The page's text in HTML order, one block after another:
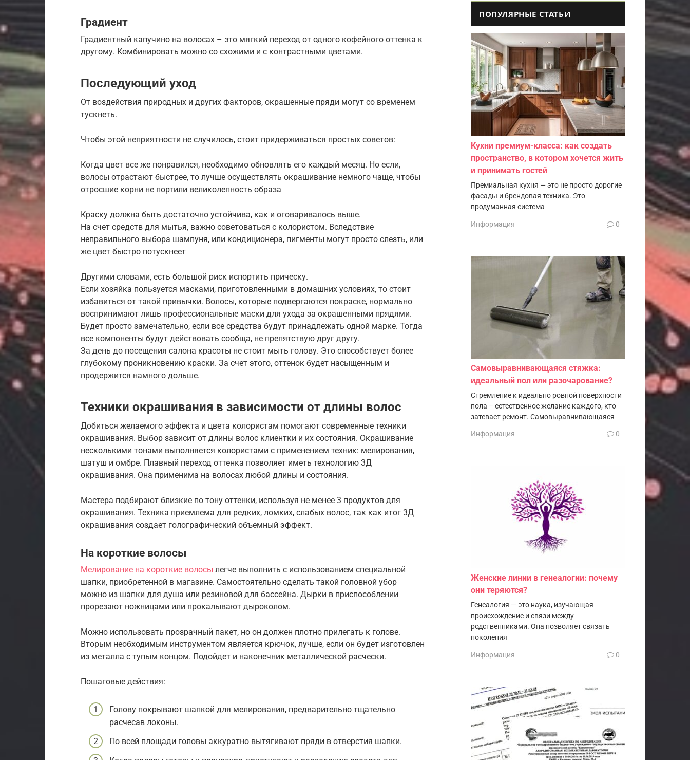
Градиент
Градиентный капучино на волосах – это мягкий переход от одного кофейного оттенка к
другому. Комбинировать можно со схожими и с контрастными цветами.
Последующий уход
От воздействия природных и других факторов, окрашенные пряди могут со временем
тускнеть.
Чтобы этой неприятности не случилось, стоит придерживаться простых советов:
Когда цвет все же понравился, необходимо обновлять его каждый месяц. Но если,
волосы отрастают быстрее, то лучше осуществлять окрашивание немного чаще, чтобы
отросшие корни не портили великолепность образа
Краску должна быть достаточно устойчива, как и оговаривалось выше.
На счет средств для мытья, важно советоваться с колористом. Вследствие
неправильного выбора шампуня, или кондиционера, пигменты могут просто слезть, или
же цвет быстро потускнеет
Другими словами, есть большой риск испортить прическу.
Если хозяйка пользуется масками, приготовленными в домашних условиях, то стоит
избавиться от такой привычки. Волосы, которые подвергаются покраске, нормально
воспринимают лишь профессиональные маски для ухода за окрашенными прядями.
Будет просто замечательно, если все средства будут принадлежать одной марке. Тогда
все компоненты будут действовать сообща, не препятствую друг другу.
За день до посещения салона красоты не стоит мыть голову. Это способствует более
глубокому проникновению краски. За счет этого, оттенок будет насыщенным и
продержится намного дольше.
Техники окрашивания в зависимости от длины волос
Добиться желаемого эффекта и цвета колористам помогают современные техники
окрашивания. Выбор зависит от длины волос клиентки и их состояния. Окрашивание
несколькими тонами выполняется колористами с применением техник: мелирования,
шатуш и омбре. Плавный переход оттенка позволяет иметь технологию 3Д
окрашивания. Она применима на волосах любой длины и состояния.
Мастера подбирают близкие по тону оттенки, используя не менее 3 продуктов для
окрашивания. Техника приемлема для редких, ломких, слабых волос, так как итог 3Д
окрашивания создает голографический объемный эффект.
На короткие волосы
Мелирование на короткие волосы легче выполнить с использованием специальной
шапки, приобретенной в магазине. Самостоятельно сделать такой головной убор
можно из шапки для душа или резиновой для бассейна. Дырки в приспособлении
прорезают ножницами или прокалывают дыроколом.
Можно использовать прозрачный пакет, но он должен плотно прилегать к голове.
Вторым необходимым инструментом является крючок, лучше, если он будет изготовлен
из металла с тупым концом. Подойдет и наконечник металлической расчески.
Пошаговые действия:
Голову покрывают шапкой для мелирования, предварительно тщательно
расчесав локоны.
По всей площади головы аккуратно вытягивают пряди в отверстия шапки.
ПОПУЛЯРНЫЕ СТАТЬИ
Кухни премиум-класса: как создать
пространство, в котором хочется жить
и принимать гостей
Премиальная кухня — это не просто дорогие
фасады и брендовая техника. Это
продуманная система
Информация 0
Самовыравнивающаяся стяжка:
идеальный пол или разочарование?
Стремление к идеально ровной поверхности
пола – естественное желание каждого, кто
затевает ремонт. Самовыравнивающаяся
Информация 0
Женские линии в генеалогии: почему
они теряются?
Генеалогия — это наука, изучающая
происхождение и связи между
родственниками. Она позволяет связать
поколения
Информация 0